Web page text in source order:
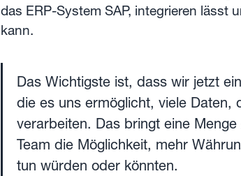
das ERP-System SAP, integrieren lässt
kann.
Das Wichtigste ist, dass wir jetzt
die es uns ermöglicht, viele Daten,
verarbeiten. Das bringt eine
Team die Möglichkeit, mehr
tun würden oder könnten.